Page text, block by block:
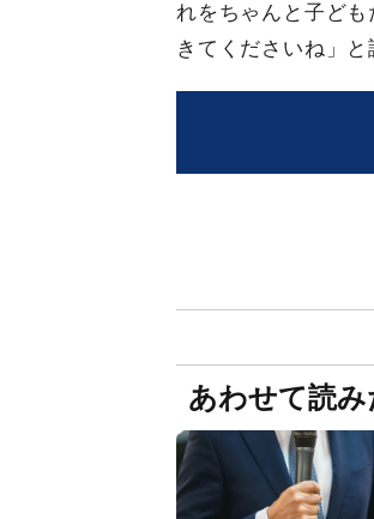
れをちゃんと子ど
きてくださいね」と
あわせて読み